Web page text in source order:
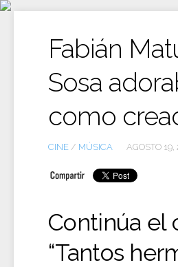
Ir
Fabián
Sosa
como
CINE / MÚSICA AGOSTO 19,
Continúa el
“Tantos